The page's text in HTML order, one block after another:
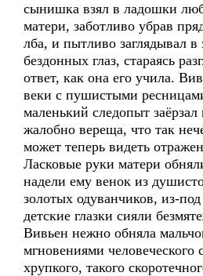
сынишка взял в ладошки
матери, заботливо убрав
лба, и пытливо заглядывал
бездонных глаз, стараясь
ответ, как она его учила.
веки с пушистыми
маленький следопыт заёрзал
жалобно вереща, что так
может теперь видеть
Ласковые руки матери
надели ему венок из
золотых одуванчиков, из-
детские глазки сияли
Вивьен нежно обняла
мгновениями человеческого
хрупкого, такого